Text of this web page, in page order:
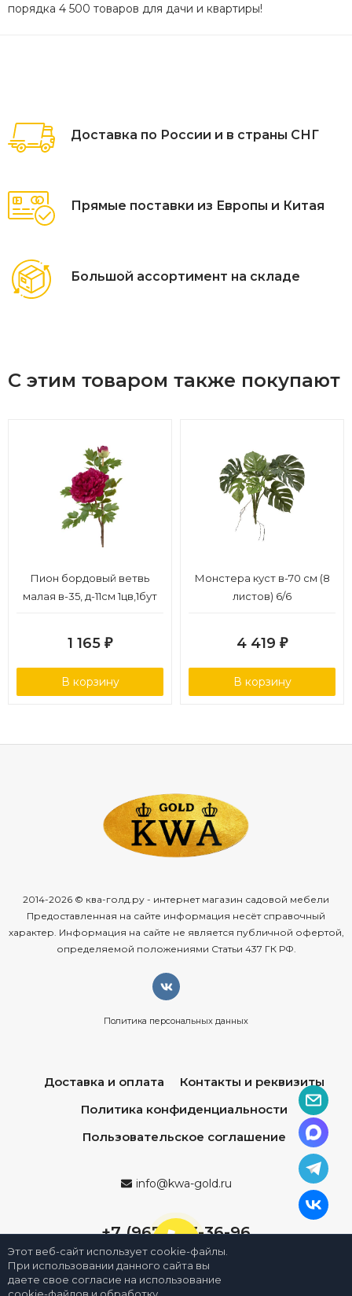
порядка 4 500 товаров для дачи и квартиры!
Доставка по России и в страны СНГ
Прямые поставки из Европы и Китая
Большой ассортимент на складе
С этим товаром также покупают
Пион бордовый ветвь
малая в-35, д-11см 1цв,1бут
1 165 ₽
В корзину
Монстера куст в-70 см (8
листов) 6/6
4 419 ₽
В корзину
2014-2026 © ква-голд.ру - интернет магазин садовой мебели
Предоставленная на сайте информация несёт справочный
характер. Информация на сайте не является публичной офертой,
определяемой положениями Статьи 437 ГК РФ.
Политика персональных данных
Доставка и оплата
Контакты и реквизиты
Политика конфиденциальности
Пользовательское соглашение
info@kwa-gold.ru
+7 (967) 013-36-96
Этот веб-сайт использует cookie-файлы.
При использовании данного сайта вы
даете свое согласие на использование